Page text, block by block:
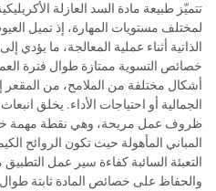
تتميّز طبيعة مادة السد العازلة
لمختلف مستويات المهارة، إذ تميل
الذاتية أثناء عملية المعالجة، ما
خصائص التسوية ممتازة طوال فترة
أشكال مختلفة من الملامح، من
الجمالية أو احتياجات الأداء. يخلق
ظروف عمل مريحة، وهي نقطة مهمة
المباني المأهولة حيث تكون الروائح
التعبئة السائبة كفاءة سير عمل
والحفاظ على خصائص المادة ثابتة طوال